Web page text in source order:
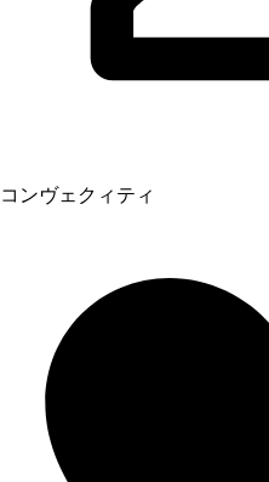
コンヴェクィティ